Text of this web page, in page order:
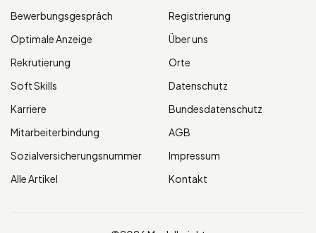
Bewerbungsgespräch
Optimale Anzeige
Rekrutierung
Soft Skills
Karriere
Mitarbeiterbindung
Sozialversicherungsnummer
Alle Artikel
Registrierung
Über uns
Orte
Datenschutz
Bundesdatenschutz
AGB
Impressum
Kontakt